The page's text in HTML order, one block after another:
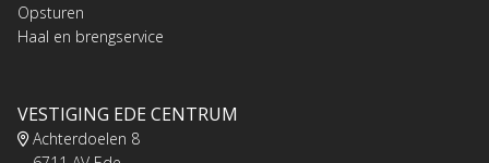
Opsturen
Haal en brengservice
VESTIGING EDE CENTRUM
Achterdoelen 8